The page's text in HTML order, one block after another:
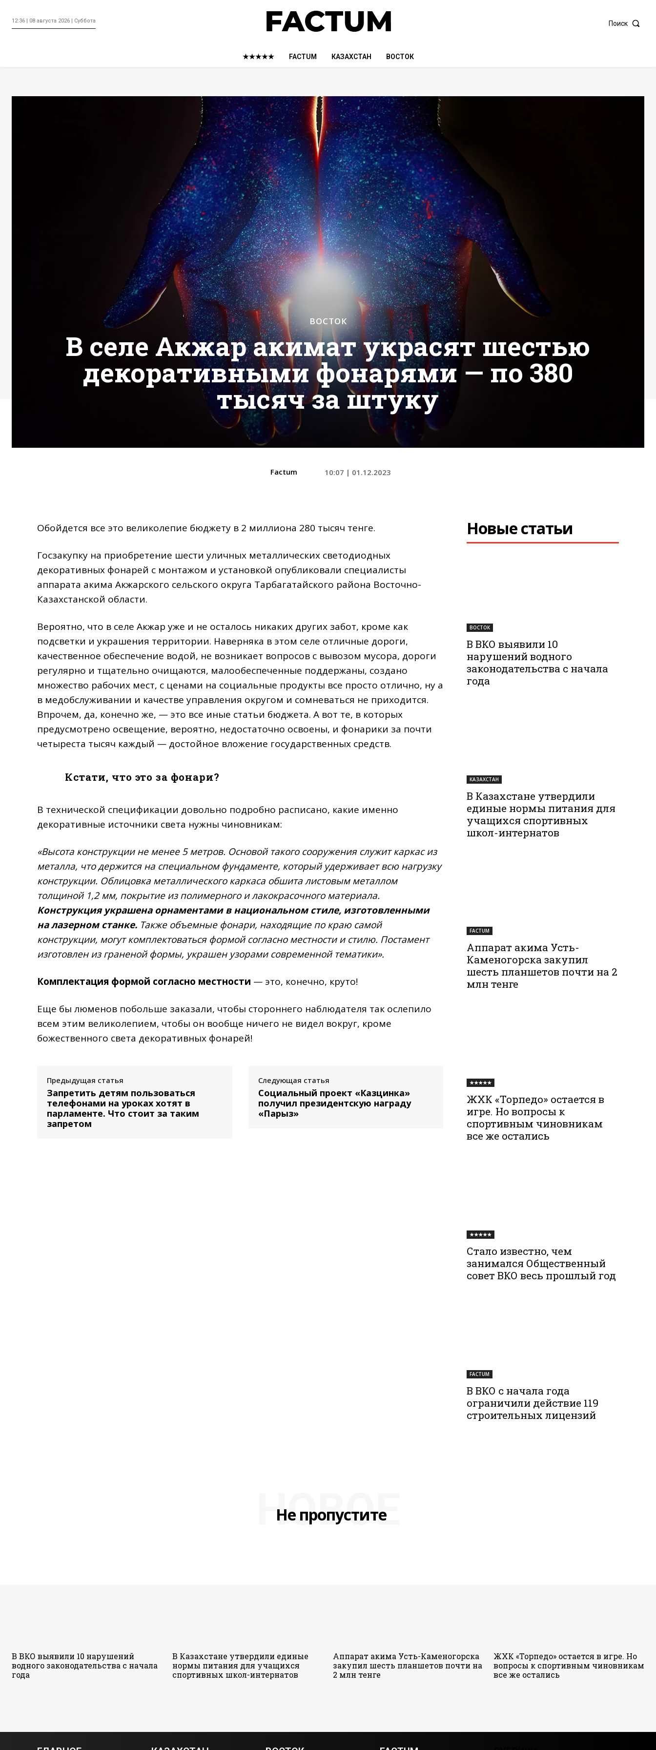
12:36 | 08 августа 2026 | Суббота Поиск
★★★★★ FACTUM КАЗАХСТАН ВОСТОК
ВОСТОК
В селе Акжар акимат украсят шестью
декоративными фонарями — по 380
тысяч за штуку
Factum 10:07 | 01.12.2023
Обойдется все это великолепие бюджету в 2 миллиона 280 тысяч тенге.
Госзакупку на приобретение шести уличных металлических светодиодных
декоративных фонарей с монтажом и установкой опубликовали специалисты
аппарата акима Акжарского сельского округа Тарбагатайского района Восточно-
Казахстанской области.
Вероятно, что в селе Акжар уже и не осталось никаких других забот, кроме как
подсветки и украшения территории. Наверняка в этом селе отличные дороги,
качественное обеспечение водой, не возникает вопросов с вывозом мусора, дороги
регулярно и тщательно очищаются, малообеспеченные поддержаны, создано
множество рабочих мест, с ценами на социальные продукты все просто отлично, ну а
в медобслуживании и качестве управления округом и сомневаться не приходится.
Впрочем, да, конечно же, — это все иные статьи бюджета. А вот те, в которых
предусмотрено освещение, вероятно, недостаточно освоены, и фонарики за почти
четыреста тысяч каждый — достойное вложение государственных средств.
Кстати, что это за фонари?
В технической спецификации довольно подробно расписано, какие именно
декоративные источники света нужны чиновникам:
«Высота конструкции не менее 5 метров. Основой такого сооружения служит каркас из
металла, что держится на специальном фундаменте, который удерживает всю нагрузку
конструкции. Облицовка металлического каркаса обшита листовым металлом
толщиной 1,2 мм, покрытие из полимерного и лакокрасочного материала.
Конструкция украшена орнаментами в национальном стиле, изготовленными
на лазерном станке. Также объемные фонари, находящие по краю самой
конструкции, могут комплектоваться формой согласно местности и стилю. Постамент
изготовлен из граненой формы, украшен узорами современной тематики».
Комплектация формой согласно местности — это, конечно, круто!
Еще бы люменов побольше заказали, чтобы стороннего наблюдателя так ослепило
всем этим великолепием, чтобы он вообще ничего не видел вокруг, кроме
божественного света декоративных фонарей!
Предыдущая статья
Запретить детям пользоваться
телефонами на уроках хотят в
парламенте. Что стоит за таким
запретом
Следующая статья
Социальный проект «Казцинка»
получил президентскую награду
«Парыз»
Новые статьи
ВОСТОК
В ВКО выявили 10
нарушений водного
законодательства с начала
года
КАЗАХСТАН
В Казахстане утвердили
единые нормы питания для
учащихся спортивных
школ-интернатов
FACTUM
Аппарат акима Усть-
Каменогорска закупил
шесть планшетов почти на 2
млн тенге
★★★★★
ЖХК «Торпедо» остается в
игре. Но вопросы к
спортивным чиновникам
все же остались
★★★★★
Стало известно, чем
занимался Общественный
совет ВКО весь прошлый год
FACTUM
В ВКО с начала года
ограничили действие 119
строительных лицензий
Не пропустите
НОВОЕ
В ВКО выявили 10 нарушений
водного законодательства с начала
года
В Казахстане утвердили единые
нормы питания для учащихся
спортивных школ-интернатов
Аппарат акима Усть-Каменогорска
закупил шесть планшетов почти на
2 млн тенге
ЖХК «Торпедо» остается в игре. Но
вопросы к спортивным чиновникам
все же остались